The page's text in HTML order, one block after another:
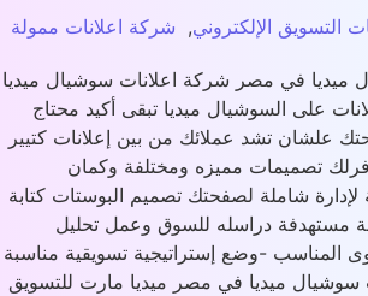
الإلكتروني, شركة اعلانات ممولة
في مصر شركة اعلانات سوشيال ميديا
على السوشيال ميديا تبقى أكيد محتاج
تشد عملائك من بين إعلانات كتيير
تصميمات مميزه ومختلفة وكمان
شاملة لصفحتك تصميم البوستات كتابة
دراسله للسوق وعمل تحليل
-وضع إستراتيجية تسويقية مناسبة
ميديا في مصر ميديا مارت للتسويق